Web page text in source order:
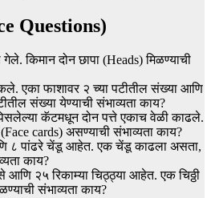
Questions)
किमान दोन छापा (Heads) मिळण्याची
एका फाशावर २ च्या पटीतील संख्या आणि
संख्या येण्याची संभाव्यता काय?
कॅटमधून दोन पत्ते एकाच वेळी काढले.
cards) असण्याची संभाव्यता काय?
८ पांढरे चेंडू आहेत. एक चेंडू काढला असता,
काय?
आणि २५ रिकाम्या चिठ्ठ्या आहेत. एक चिठ्ठी
संभाव्यता काय?